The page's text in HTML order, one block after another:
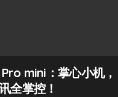
mini：掌心小机，
全掌控！